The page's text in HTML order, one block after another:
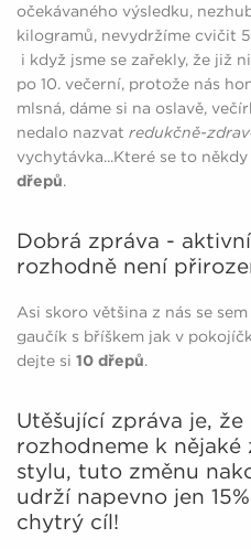
očekávaného výsledku,
kilogramů, nevydržíme cvičit
i když jsme se zařekly, že již
po 10. večerní, protože nás
mlsná, dáme si na oslavě,
nedalo nazvat redukčně-
vychytávka...Které se to
dřepů.
Dobrá zpráva -
rozhodně není
Asi skoro většina z nás se
gaučík s bříškem jak v
dejte si 10 dřepů.
Utěšující zpráva je,
rozhodneme k
stylu, tuto změnu
udrží napevno jen
chytrý cíl!